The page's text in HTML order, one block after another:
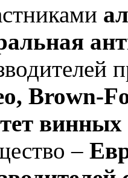
Brown-
винных
–